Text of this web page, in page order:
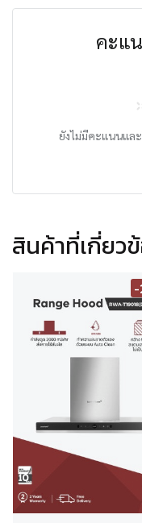
คะแ
ยังไม่มีคะแนนแล
สินค้าที่เกี่ยว
-